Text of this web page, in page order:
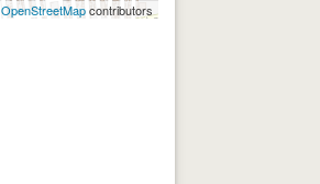
OpenStreetMapcontributors